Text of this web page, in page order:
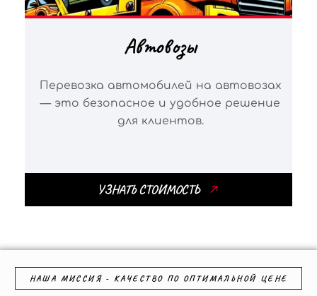
Автовозы
Перевозка автомобилей на автовозах
— это безопасное и удобное решение
для клиентов.
УЗНАТЬ СТОИМОСТЬ
НАША МИССИЯ - КАЧЕСТВО ПО ОПТИМАЛЬНОЙ ЦЕНЕ